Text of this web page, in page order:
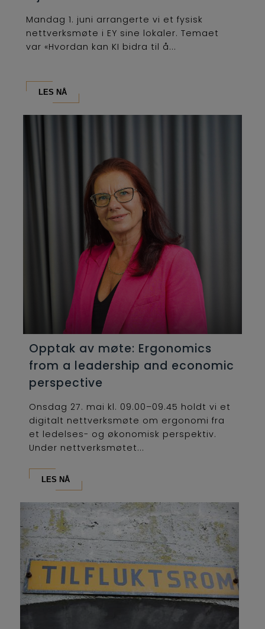
Mandag 1. juni arrangerte vi et fysisk
nettverksmøte i EY sine lokaler. Temaet
var «Hvordan kan KI bidra til å...
LES NÅ
Opptak av møte: Ergonomics
from a leadership and economic
perspective
Onsdag 27. mai kl. 09.00–09.45 holdt vi et
digitalt nettverksmøte om ergonomi fra
et ledelses- og økonomisk perspektiv.
Under nettverksmøtet...
LES NÅ